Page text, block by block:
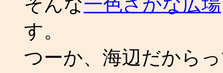
す。
つーか、海辺だから